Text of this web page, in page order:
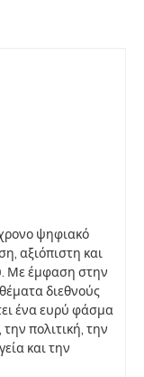
ψηφιακό
αξιόπιστη και
Με έμφαση στην
διεθνούς
ένα ευρύ φάσμα
πολιτική, την
και την